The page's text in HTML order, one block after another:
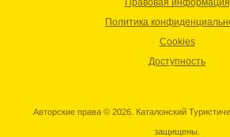
Правовая информация
Политика
Cookies
Доступность
Авторские права © 2026. Каталонский
защищены.